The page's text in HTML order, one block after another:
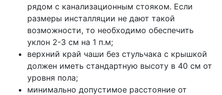
рядом с канализационным стояком. Если
размеры инсталляции не дают такой
возможности, то необходимо обеспечить
уклон 2-3 см на 1 п.м;
верхний край чаши без стульчака с крышкой
должен иметь стандартную высоту в 40 см от
уровня пола;
минимально допустимое расстояние от